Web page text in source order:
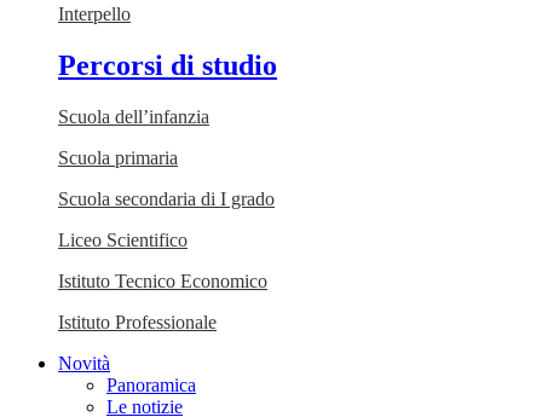
Interpello
Percorsi di studio
Scuola dell’infanzia
Scuola primaria
Scuola secondaria di I grado
Liceo Scientifico
Istituto Tecnico Economico
Istituto Professionale
Novità
Panoramica
Le notizie